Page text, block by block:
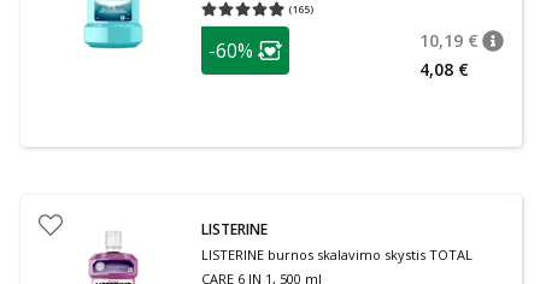
(165)
Vidutinis įvertinimas 4.89
patarimas
Lojalumo klubo narių nuolaida
-60% 10,19 €
4,08 €
LISTERINE
LISTERINE burnos skalavimo skystis TOTAL
CARE 6 IN 1, 500 ml